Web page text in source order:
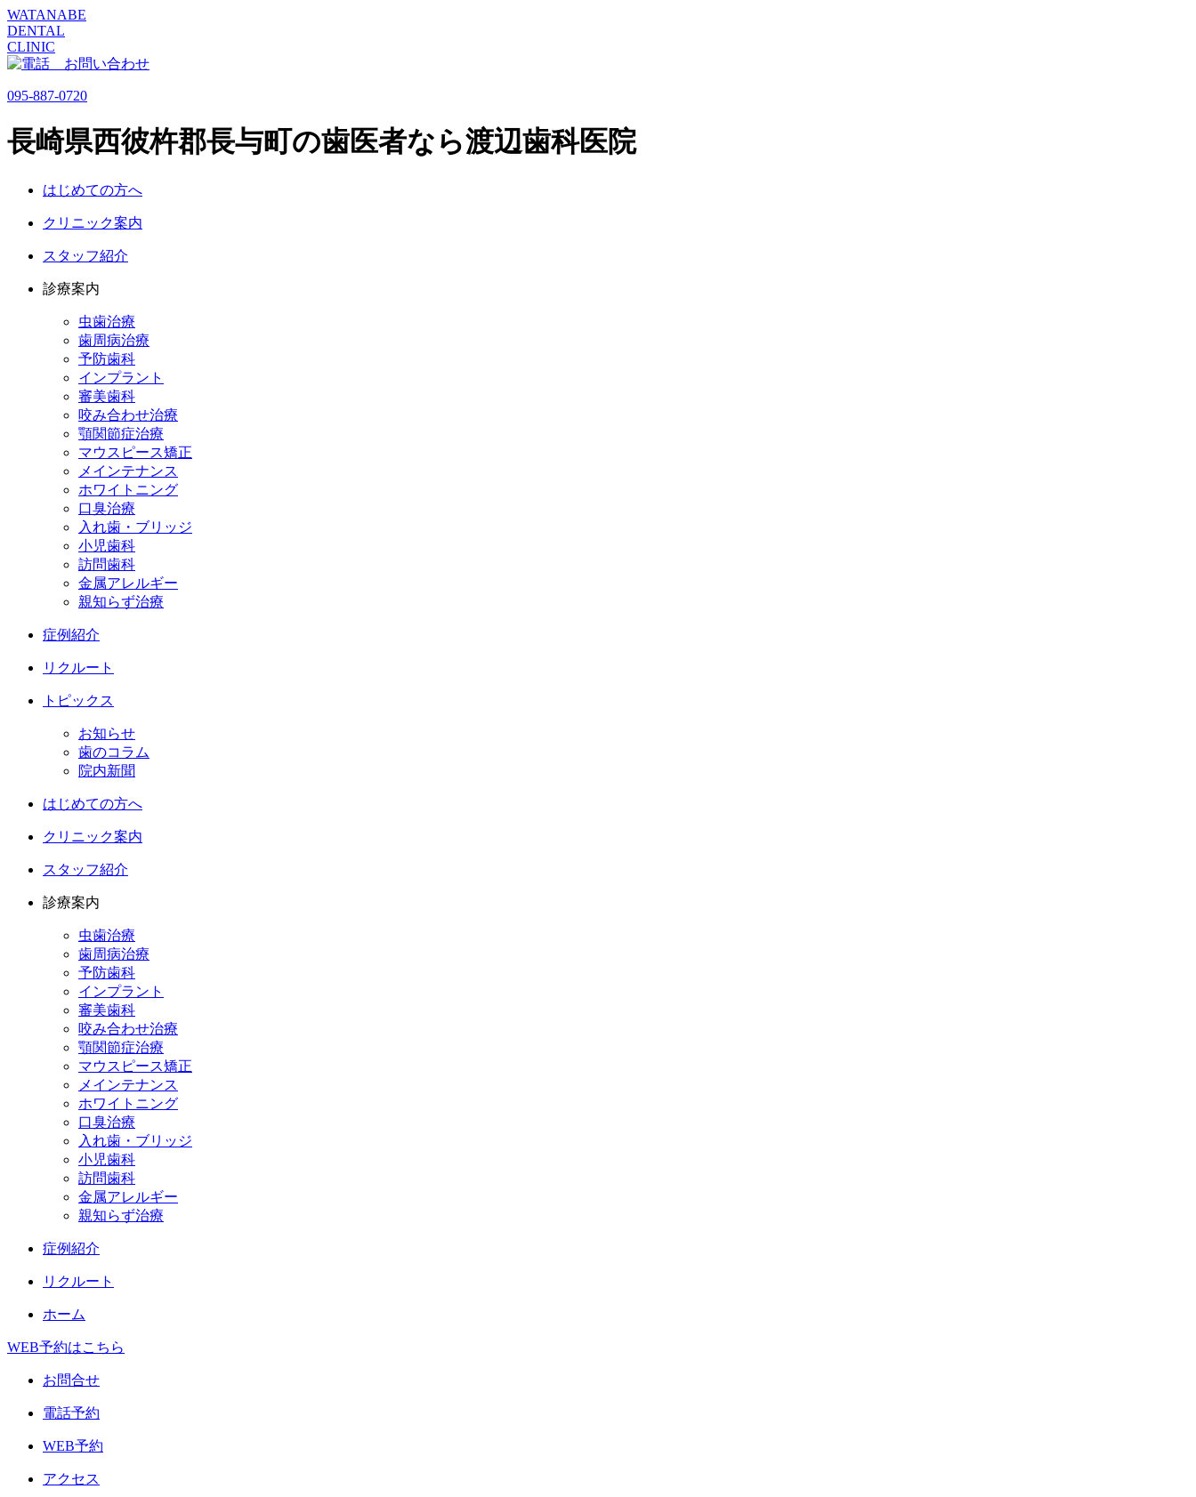
WATANABE
DENTAL
CLINIC
095-887-0720
長崎県西彼杵郡長与町の歯医者なら渡辺歯科医院
はじめての方へ
クリニック案内
スタッフ紹介
診療案内
虫歯治療
歯周病治療
予防歯科
インプラント
審美歯科
咬み合わせ治療
顎関節症治療
マウスピース矯正
メインテナンス
ホワイトニング
口臭治療
入れ歯・ブリッジ
小児歯科
訪問歯科
金属アレルギー
親知らず治療
症例紹介
リクルート
トピックス
お知らせ
歯のコラム
院内新聞
はじめての方へ
クリニック案内
スタッフ紹介
診療案内
虫歯治療
歯周病治療
予防歯科
インプラント
審美歯科
咬み合わせ治療
顎関節症治療
マウスピース矯正
メインテナンス
ホワイトニング
口臭治療
入れ歯・ブリッジ
小児歯科
訪問歯科
金属アレルギー
親知らず治療
症例紹介
リクルート
ホーム
WEB予約はこちら
お問合せ
電話予約
WEB予約
アクセス